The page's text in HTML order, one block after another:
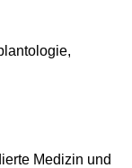
Medizin und